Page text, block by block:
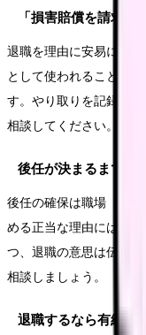
「損害賠償を請求す
退職を理由に安易に損
として使われることも
す。やり取りを記録し
相談してください。一人
後任が決まるまで辞
後任の確保は職場（管
める正当な理由にはな
つ、退職の意思は伝え
相談しましょう。
退職するなら有給は